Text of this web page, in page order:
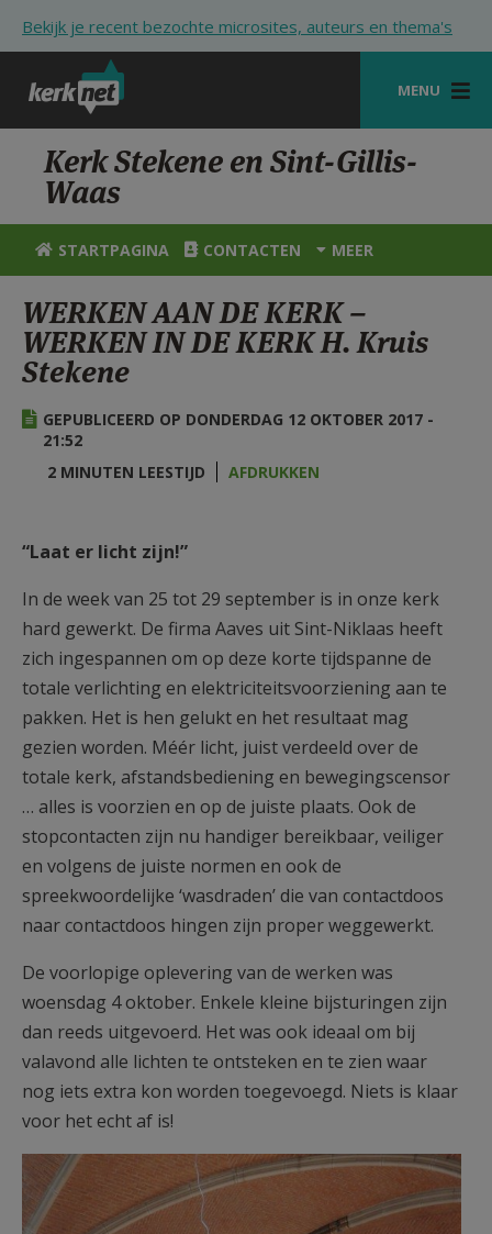
Bekijk je recent bezochte microsites, auteurs en thema's
MENU
STARTPAGINA
KERK
VIERINGEN
ZOEKEN
HULP
STARTPAGINA PORTAAL
MIJN PAROCHIE
Kerk Stekene en Sint-Gillis-
Waas
STARTPAGINA CONTACTEN MEER
WERKEN AAN DE KERK –
WERKEN IN DE KERK H. Kruis
Stekene
GEPUBLICEERD OP DONDERDAG 12 OKTOBER 2017 -
21:52
2 MINUTEN LEESTIJD
AFDRUKKEN
“Laat er licht zijn!”
In de week van 25 tot 29 september is in onze kerk
hard gewerkt. De firma Aaves uit Sint-Niklaas heeft
zich ingespannen om op deze korte tijdspanne de
totale verlichting en elektriciteitsvoorziening aan te
pakken. Het is hen gelukt en het resultaat mag
gezien worden. Méér licht, juist verdeeld over de
totale kerk, afstandsbediening en bewegingscensor
… alles is voorzien en op de juiste plaats. Ook de
stopcontacten zijn nu handiger bereikbaar, veiliger
en volgens de juiste normen en ook de
spreekwoordelijke ‘wasdraden’ die van contactdoos
naar contactdoos hingen zijn proper weggewerkt.
De voorlopige oplevering van de werken was
woensdag 4 oktober. Enkele kleine bijsturingen zijn
dan reeds uitgevoerd. Het was ook ideaal om bij
valavond alle lichten te ontsteken en te zien waar
nog iets extra kon worden toegevoegd. Niets is klaar
voor het echt af is!